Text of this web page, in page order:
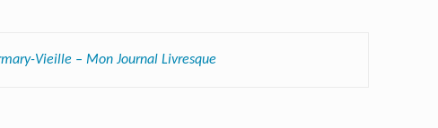
Vieille – Mon Journal Livresque